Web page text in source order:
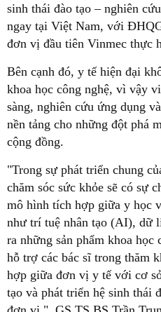
sinh thái đào tạo – nghiên
ngay tại Việt Nam, với
đơn vị đầu tiên Vinmec thực
Bên cạnh đó, y tế hiện đại
khoa học công nghệ, vì vậy
sàng, nghiên cứu ứng dụng
nền tảng cho những đột phá
cộng đồng.
"Trong sự phát triển chung
chăm sóc sức khỏe sẽ có sự
mô hình tích hợp giữa y học
như trí tuệ nhân tạo (AI),
ra những sản phẩm khoa học
hỗ trợ các bác sĩ trong thăm
hợp giữa đơn vị y tế với cơ
tạo và phát triển hệ sinh thái